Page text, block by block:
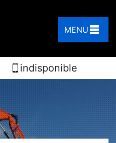
MENU
indisponible